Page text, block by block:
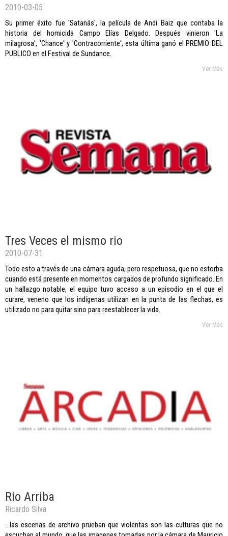
2010-03-05
Su primer éxito fue 'Satanás', la película de Andi Baiz que contaba la
historia del homicida Campo Elías Delgado. Después vinieron 'La
milagrosa', 'Chance' y 'Contracorriente', esta última ganó el PREMIO DEL
PUBLICO en el Festival de Sundance.
Ver Más
Tres Veces el mismo rio
2010-07-31
Todo esto a través de una cámara aguda, pero respetuosa, que no estorba
cuando está presente en momentos cargados de profundo significado. En
un hallazgo notable, el equipo tuvo acceso a un episodio en el que el
curare, veneno que los indígenas utilizan en la punta de las flechas, es
utilizado no para quitar sino para reestablecer la vida.
Ver Más
Rio Arriba
Ricardo Silva
...las escenas de archivo prueban que violentas son las culturas que no